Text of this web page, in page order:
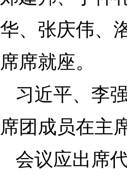
华、张庆伟、
席席就座。
习近平、李
席团成员在主
会议应出席